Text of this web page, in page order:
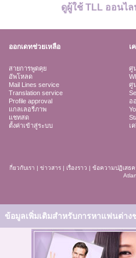
ดูผู้ใช้ TLL ออนไล
ออกเดทช่วยเหลือ เ
สายการพูดคุย
อัพโหลด
Mail Lines service
Translation service
Profile approval
แกลเลอรี่ภาพ
แชทสด
ตั้งค่าเข้าสู่ระบบ
ศู
ศู
อ
เ
กี่ยวกับเรา | ข่าวสาร| เรื่องราว | ข้อความปฏิเสธ
ข้อมูลเพิ่มเติมสำหรับการหาแฟนต่าง